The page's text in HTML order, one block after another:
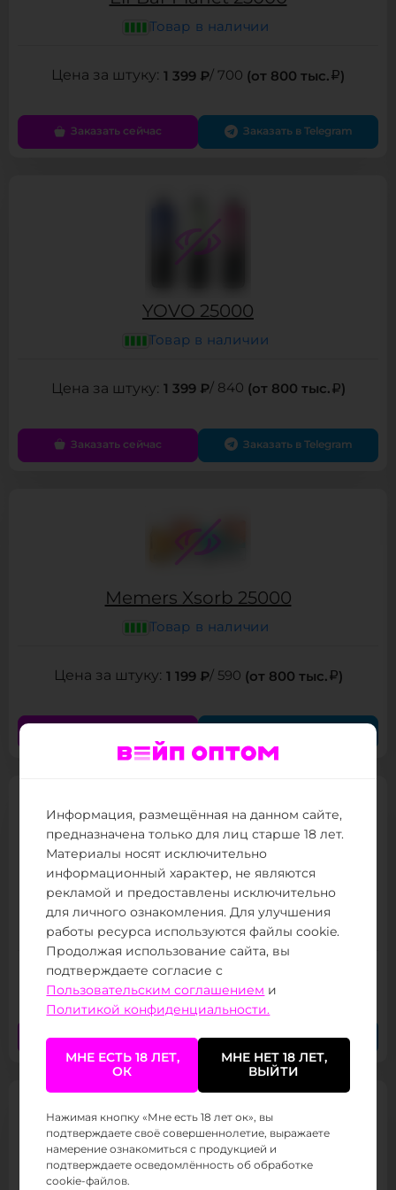
Товар в наличии
1 399 ₽/ 700 (от 800 тыс. )
Заказать сейчас Заказать в Telegram
YOVO 25000
Товар в наличии
1 399 ₽/ 840 (от 800 тыс. )
Заказать сейчас Заказать в Telegram
Memers Xsorb 25000
Товар в наличии
1 199 ₽/ 590 (от 800 тыс. )
KPEKPE PS 25000
Товар в наличии
1 449 ₽ / 390
Заказать сейчас Заказать в Telegram
Информация, размещённая на данном сайте,
предназначена только для лиц старше 18 лет.
Материалы носят исключительно
информационный характер, не являются
рекламой и предоставлены исключительно
для личного ознакомления. Для улучшения
работы ресурса используются файлы cookie.
Продолжая использование сайта, вы
подтверждаете согласие с
Пользовательским соглашениеми
Политикой конфиденциальности.
МНЕ ЕСТЬ 18 ЛЕТ,
ОК
МНЕ НЕТ 18 ЛЕТ,
ВЫЙТИ
Нажимая кнопку «Мне есть 18 лет ок», вы
подтверждаете своё совершеннолетие, выражаете
намерение ознакомиться с продукцией и
подтверждаете осведомлённость об обработке
cookie-файлов.